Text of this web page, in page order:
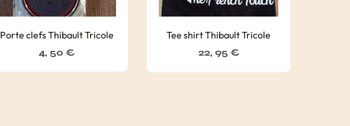
Porte clefs Thibault Tricole
4, 50€
Tee shirt Thibault Tricole
22, 95 €